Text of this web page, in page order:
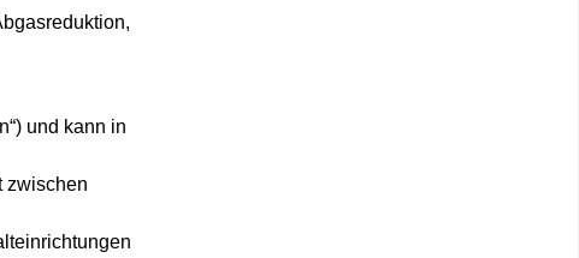
und kann in
zwischen